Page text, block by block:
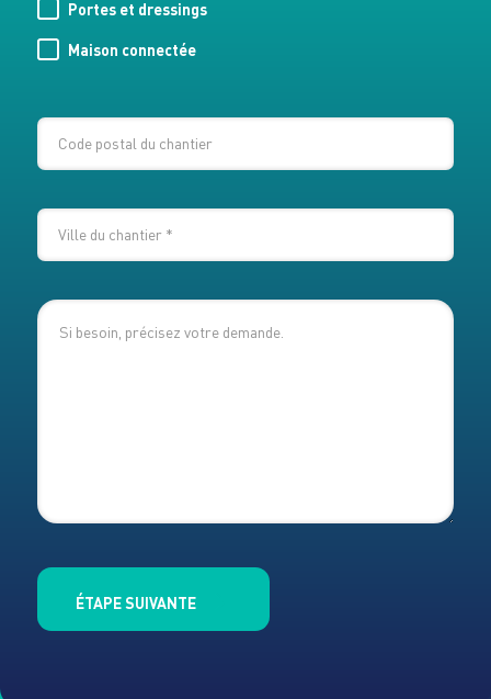
Portes et dressings
Maison connectée
CODE
POSTAL
DU
CHANTIER
VILLE
DU
CHANTIER*
MESSAGE
ÉTAPE SUIVANTE